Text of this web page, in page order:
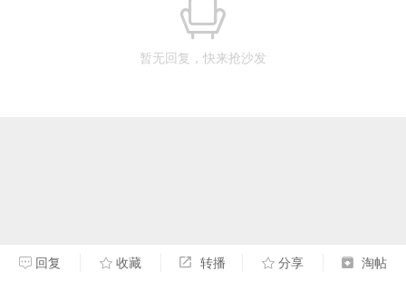
暂无回复，快来抢沙发
回复 收藏 转播 分享 淘帖